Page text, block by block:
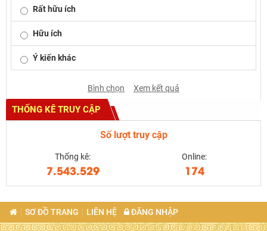
Rất hữu ích
Hữu ích
Ý kiến khác
Bình chọn Xem kết quả
THỐNG KÊ TRUY CẬP
Số lượt truy cập
Thống kê:
7.543.529
Online:
174
SƠ ĐỒ TRANG LIÊN HỆ ĐĂNG NHẬP